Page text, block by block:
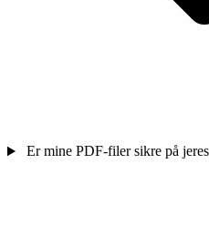
Er mine PDF-filer sikre på